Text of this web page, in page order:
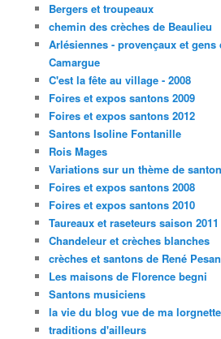
Bergers et troupeaux
chemin des crèches de Beaulieu
Arlésiennes - provençaux et gens
Camargue
C'est la fête au village - 2008
Foires et expos santons 2009
Foires et expos santons 2012
Santons Isoline Fontanille
Rois Mages
Variations sur un thème de santon
Foires et expos santons 2008
Foires et expos santons 2010
Taureaux et raseteurs saison 2011
Chandeleur et crèches blanches
crèches et santons de René
Les maisons de Florence begni
Santons musiciens
la vie du blog vue de ma lorgnette
traditions d'ailleurs